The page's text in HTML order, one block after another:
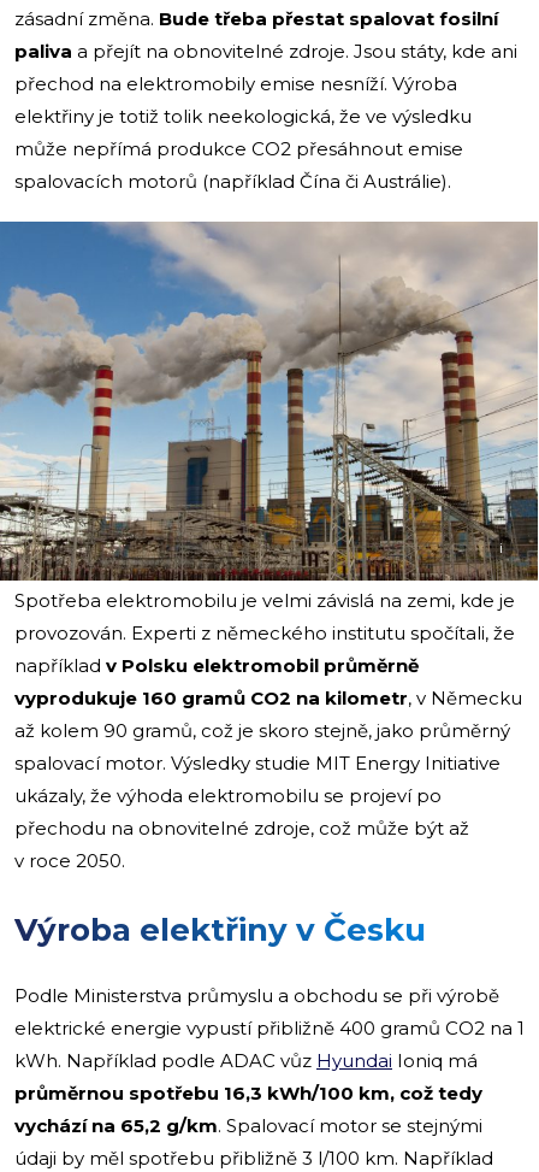
zásadní změna. Bude třeba přestat spalovat fosilní
paliva a přejít na obnovitelné zdroje. Jsou státy, kde ani
přechod na elektromobily emise nesníží. Výroba
elektřiny je totiž tolik neekologická, že ve výsledku
může nepřímá produkce CO2 přesáhnout emise
spalovacích motorů (například Čína či Austrálie).
i
Spotřeba elektromobilu je velmi závislá na zemi, kde je
provozován. Experti z německého institutu spočítali, že
například v Polsku elektromobil průměrně
vyprodukuje 160 gramů CO2 na kilometr, v Německu
až kolem 90 gramů, což je skoro stejně, jako průměrný
spalovací motor. Výsledky studie MIT Energy Initiative
ukázaly, že výhoda elektromobilu se projeví po
přechodu na obnovitelné zdroje, což může být až
v roce 2050.
Výroba elektřiny v Česku
Podle Ministerstva průmyslu a obchodu se při výrobě
elektrické energie vypustí přibližně 400 gramů CO2 na 1
kWh. Například podle ADAC vůz Hyundai Ioniq má
průměrnou spotřebu 16,3 kWh/100 km, což tedy
vychází na 65,2 g/km. Spalovací motor se stejnými
údaji by měl spotřebu přibližně 3 l/100 km. Například